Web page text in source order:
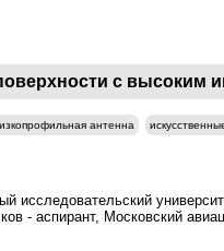
с высоким
антенна
исследовательский
- аспирант, Московский